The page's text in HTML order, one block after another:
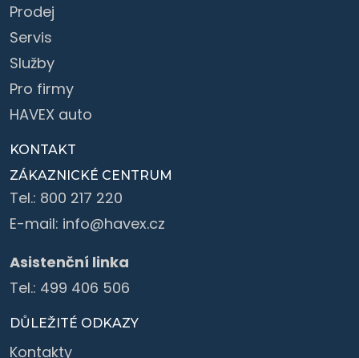
Prodej
Servis
Služby
Pro firmy
HAVEX auto
KONTAKT
ZÁKAZNICKÉ CENTRUM
Tel.: 800 217 220
E-mail: info@havex.cz
Asistenční linka
Tel.: 499 406 506
DŮLEŽITÉ ODKAZY
Kontakty